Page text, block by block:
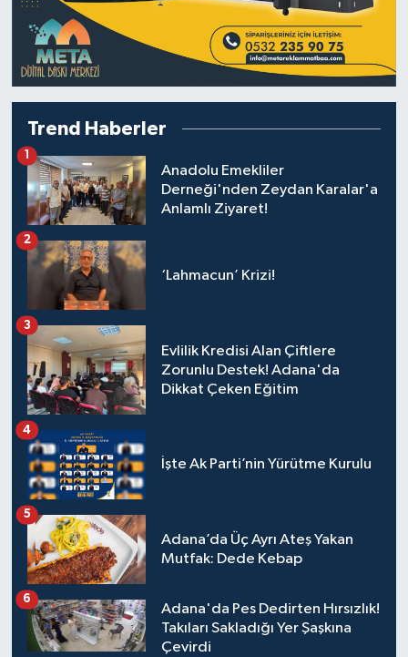
Trend Haberler
Anadolu Emekliler
Derneği'nden Zeydan Karalar'a
Anlamlı Ziyaret!
1
‘Lahmacun’ Krizi!
2
Evlilik Kredisi Alan Çiftlere
Zorunlu Destek! Adana'da
Dikkat Çeken Eğitim
3
İşte Ak Parti’nin Yürütme Kurulu
4
Adana’da Üç Ayrı Ateş Yakan
Mutfak: Dede Kebap
5
Adana'da Pes Dedirten Hırsızlık!
Takıları Sakladığı Yer Şaşkına
Çevirdi
6